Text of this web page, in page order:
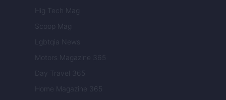
Hig Tech Mag
Scoop Mag
Lgbtqia News
Motors Magazine 365
Day Travel 365
Home Magazine 365